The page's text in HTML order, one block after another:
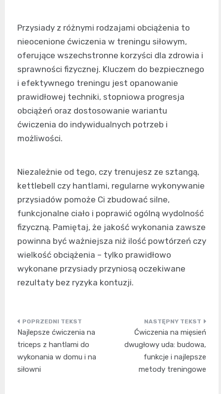
Przysiady z różnymi rodzajami obciążenia to
nieocenione ćwiczenia w treningu siłowym,
oferujące wszechstronne korzyści dla zdrowia i
sprawności fizycznej. Kluczem do bezpiecznego
i efektywnego treningu jest opanowanie
prawidłowej techniki, stopniowa progresja
obciążeń oraz dostosowanie wariantu
ćwiczenia do indywidualnych potrzeb i
możliwości.
Niezależnie od tego, czy trenujesz ze sztangą,
kettlebell czy hantlami, regularne wykonywanie
przysiadów pomoże Ci zbudować silne,
funkcjonalne ciało i poprawić ogólną wydolność
fizyczną. Pamiętaj, że jakość wykonania zawsze
powinna być ważniejsza niż ilość powtórzeń czy
wielkość obciążenia – tylko prawidłowo
wykonane przysiady przyniosą oczekiwane
rezultaty bez ryzyka kontuzji.
Nawigacja
wpisu
Najlepsze ćwiczenia na
triceps z hantlami do
wykonania w domu i na
siłowni
Ćwiczenia na mięsień
dwugłowy uda: budowa,
funkcje i najlepsze
metody treningowe